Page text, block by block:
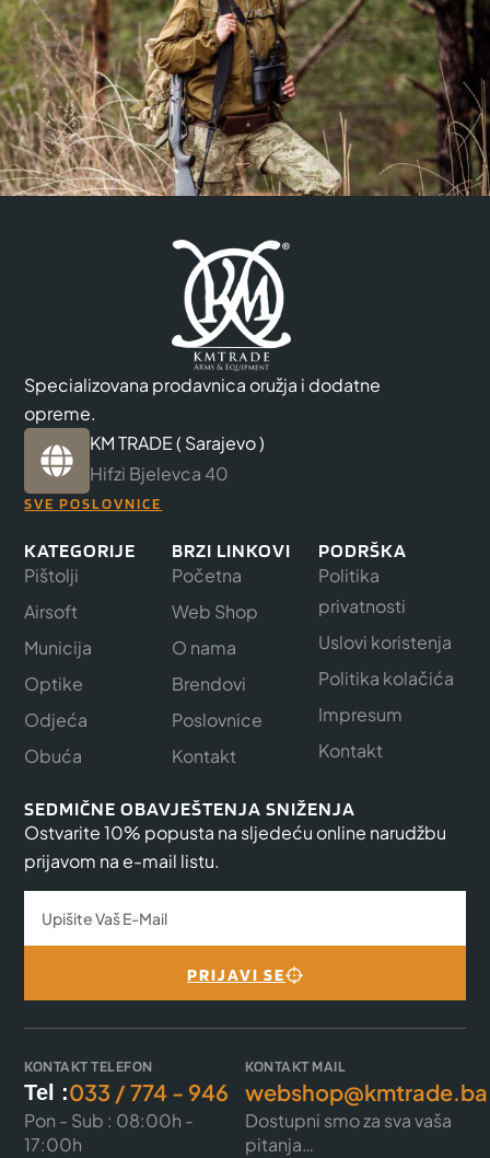
Specializovana prodavnica oružja i dodatne
opreme.
KM TRADE ( Sarajevo )
Hifzi Bjelevca 40
SVE POSLOVNICE
KATEGORIJE
Pištolji
Airsoft
Municija
Optike
Odjeća
Obuća
BRZI LINKOVI
Početna
Web Shop
O nama
Brendovi
Poslovnice
Kontakt
PODRŠKA
Politika
privatnosti
Uslovi koristenja
Politika kolačića
Impresum
Kontakt
SEDMIČNE OBAVJEŠTENJA SNIŽENJA
Ostvarite 10% popusta na sljedeću online narudžbu
prijavom na e-mail listu.
PRIJAVI SE
KONTAKT TELEFON
Tel :033 / 774 - 946
Pon - Sub : 08:00h -
17:00h
KONTAKT MAIL
webshop@kmtrade.ba
Dostupni smo za sva vaša
pitanja…